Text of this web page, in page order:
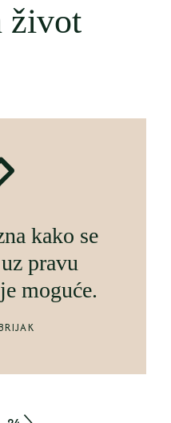
život
kako se
pravu
moguće.